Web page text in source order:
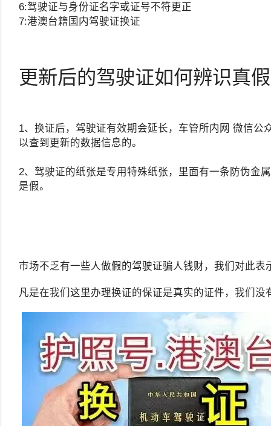
6:驾驶证与身份证名字或证号不符更正
7:港澳台籍国内驾驶证换证
更新后的驾驶证如何辨识真
1、换证后，驾驶证有效期会延长，车管所内网 微信公
以查到更新的数据信息的。
2、驾驶证的纸张是专用特殊纸张，里面有一条防伪金
是假。
市场不乏有一些人做假的驾驶证骗人钱财，我们对此表
凡是在我们这里办理换证的保证是真实的证件，我们没